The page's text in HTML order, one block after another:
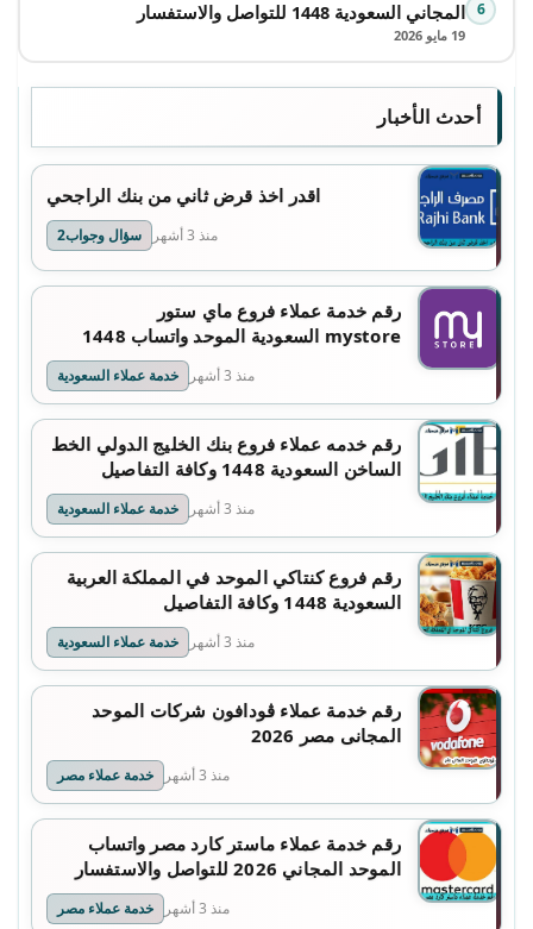
6 المجاني السعودية 1448 للتواصل والاستفسار
19 مايو 2026
أحدث الأخبار
اقدر اخذ قرض ثاني من بنك الراجحي
منذ 3 أشهر سؤال وجواب2
رقم خدمة عملاء فروع ماي ستور
mystore السعودية الموحد واتساب 1448
منذ 3 أشهر خدمة عملاء السعودية
رقم خدمه عملاء فروع بنك الخليج الدولي الخط
الساخن السعودية 1448 وكافة التفاصيل
منذ 3 أشهر خدمة عملاء السعودية
رقم فروع كنتاكي الموحد في المملكة العربية
السعودية 1448 وكافة التفاصيل
منذ 3 أشهر خدمة عملاء السعودية
رقم خدمة عملاء ڤودافون شركات الموحد
المجانى مصر 2026
منذ 3 أشهر خدمة عملاء مصر
رقم خدمة عملاء ماستر كارد مصر واتساب
الموحد المجاني 2026 للتواصل والاستفسار
منذ 3 أشهر خدمة عملاء مصر